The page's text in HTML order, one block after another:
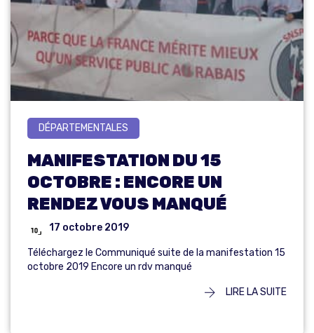
DÉPARTEMENTALES
MANIFESTATION DU 15
OCTOBRE : ENCORE UN
RENDEZ VOUS MANQUÉ
17 octobre 2019
Téléchargez le Communiqué suite de la manifestation 15
octobre 2019 Encore un rdv manqué
LIRE LA SUITE